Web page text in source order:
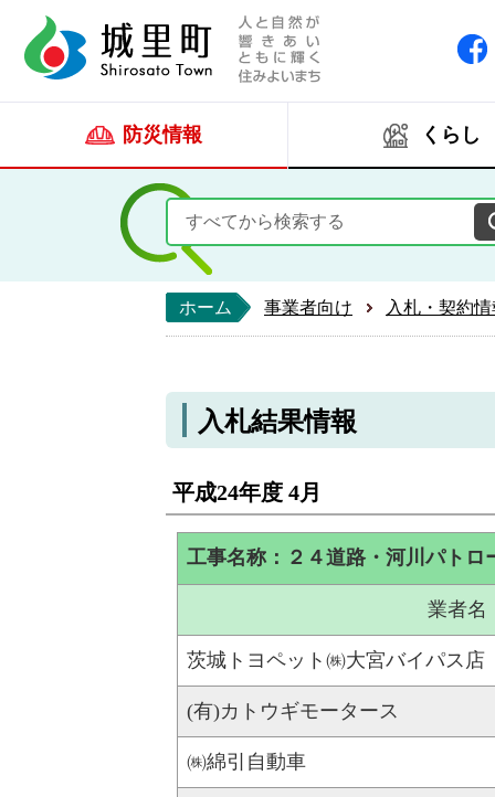
防災情報 くらし
ホーム 事業者向け 入札・契約
入札結果情報
平成24年度 4月
工事名称：２４道路・河川パトロ
業者名
茨城トヨペット㈱大宮バイパス店
(有)カトウギモータース
㈱綿引自動車